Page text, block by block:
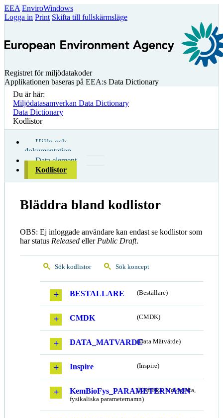
EEA EnviroWindows
Logga in Print Skifta till fullskärmsläge
Registret för miljödatakoder
Applikationen baseras på EEA:s Data Dictionary
Du är här:
Miljödatasamverkan Data Dictionary
Data Dictionary
Kodlistor
Hjälp och
dokumentation
Data element
Kodlistor
Bläddra bland kodlistor
OBS: Ej inloggade användare kan endast se kodlistor som
har status Released eller Public Draft.
Sök kodlistor Sök koncept
BESTALLARE (Beställare)
CMDK (CMDK)
DATA_MATVARDE(Data Mätvärde)
Inspire (Inspire)
KemBioFys_PARAMETERNAMN
(Kemiska, biologiska,
fysikaliska parameternamn)